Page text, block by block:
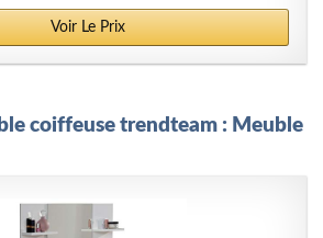
Voir Le Prix
coiffeuse trendteam : Meuble